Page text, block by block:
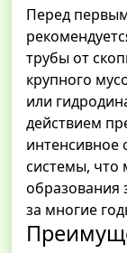
Перед
трубы от
крупного
или
действием
интенсивное
системы, что
образования
за многие